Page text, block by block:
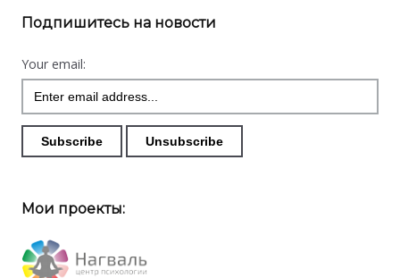
Подпишитесь на новости
Your email:
Мои проекты: